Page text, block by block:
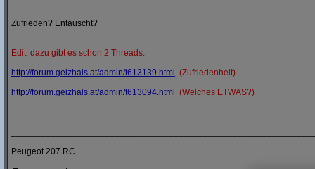
Zufrieden? Entäuscht?
Edit: dazu gibt es schon 2 Threads:
http://forum.geizhals.at/admin/t613139.html
(Zufriedenheit)
http://forum.geizhals.at/admin/t613094.html (Welches ETWAS?)
Peugeot 207 RC